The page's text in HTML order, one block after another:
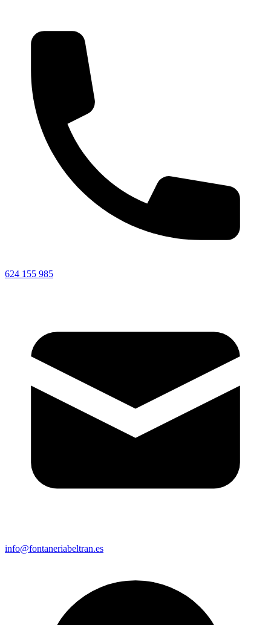
624 155 985
info@fontaneriabeltran.es